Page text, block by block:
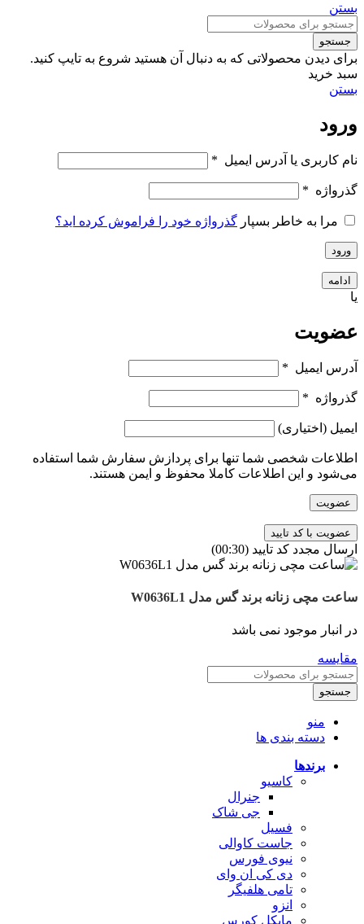
بستن
جستجو
برای دیدن محصولاتی که به دنبال آن هستید شروع به تایپ کنید.
سبد خرید
بستن
ورود
نام کاربری یا آدرس ایمیل *
گذرواژه *
مرا به خاطر بسپار گذرواژه خود را فراموش کرده اید؟
ورود
ادامه
یا
عضویت
آدرس ایمیل *
گذرواژه *
ایمیل (اختیاری)
اطلاعات شخصی شما تنها برای پردازش سفارش شما استفاده
می‌شود و این اطلاعات کاملا محفوظ و ایمن هستند.
عضویت
ارسال مجدد کد تایید (00:
30
)
ساعت مچی زنانه برند گس مدل W0636L1
در انبار موجود نمی باشد
مقایسه
جستجو
منو
دسته بندی ها
برندها
کاسیو
جنرال
جی شاک
فسیل
جاست کاوالی
نیوی فورس
دی کی ان وای
تامی هلفیگر
انزو
مایکل کورس